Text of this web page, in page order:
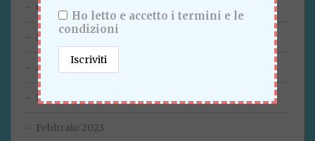
Giugno 2023
Maggio 2023
Aprile 2023
Marzo 2023
Febbraio 2023
Ho letto e accetto i termini e le
condizioni